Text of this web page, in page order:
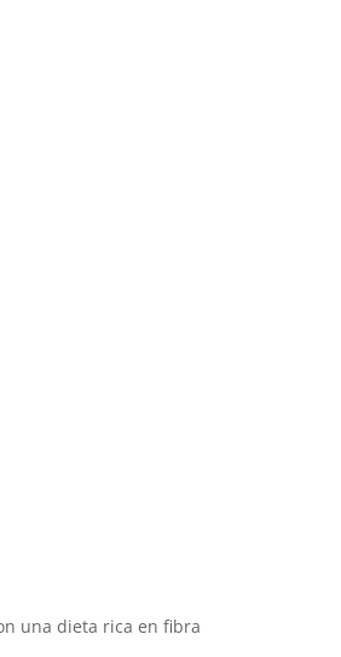
una dieta rica en fibra